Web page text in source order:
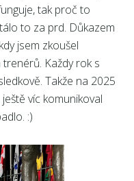
tak proč to
to za prd. Důkazem
jsem zkoušel
Každy rok s
Takže na 2025
víc komunikoval
:)